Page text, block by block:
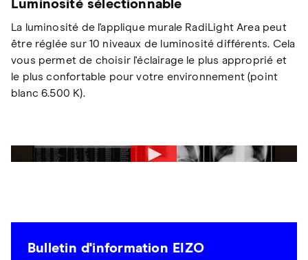
Luminosité sélectionnable
La luminosité de l'applique murale RadiLight Area peut
être réglée sur 10 niveaux de luminosité différents. Cela
vous permet de choisir l'éclairage le plus approprié et
le plus confortable pour votre environnement (point
blanc 6.500 K).
Bulletin d'information EIZO